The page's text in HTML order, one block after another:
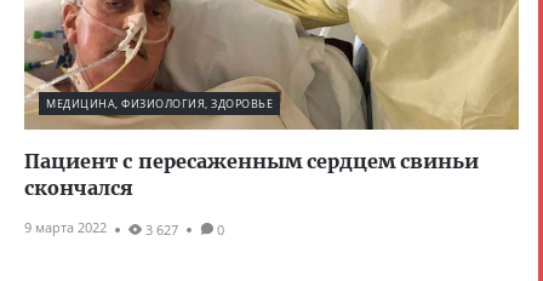
МЕДИЦИНА, ФИЗИОЛОГИЯ, ЗДОРОВЬЕ
Пациент с пересаженным сердцем свиньи
скончался
9 марта 2022 3 627 0